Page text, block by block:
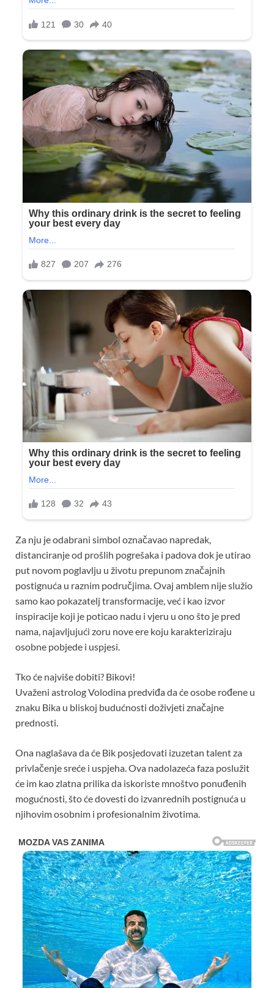
Za nju je odabrani simbol označavao napredak,
distanciranje od prošlih pogrešaka i padova dok je utirao
put novom poglavlju u životu prepunom značajnih
postignuća u raznim područjima. Ovaj amblem nije služio
samo kao pokazatelj transformacije, već i kao izvor
inspiracije koji je poticao nadu i vjeru u ono što je pred
nama, najavljujući zoru nove ere koju karakteriziraju
osobne pobjede i uspjesi.
Tko će najviše dobiti? Bikovi!
Uvaženi astrolog Volodina predviđa da će osobe rođene u
znaku Bika u bliskoj budućnosti doživjeti značajne
prednosti.
Ona naglašava da će Bik posjedovati izuzetan talent za
privlačenje sreće i uspjeha. Ova nadolazeća faza poslužit
će im kao zlatna prilika da iskoriste mnoštvo ponuđenih
mogućnosti, što će dovesti do izvanrednih postignuća u
njihovim osobnim i profesionalnim životima.